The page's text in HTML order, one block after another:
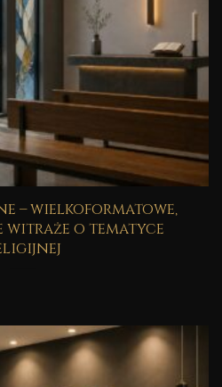
– wielkoformatowe,
witraże o tematyce